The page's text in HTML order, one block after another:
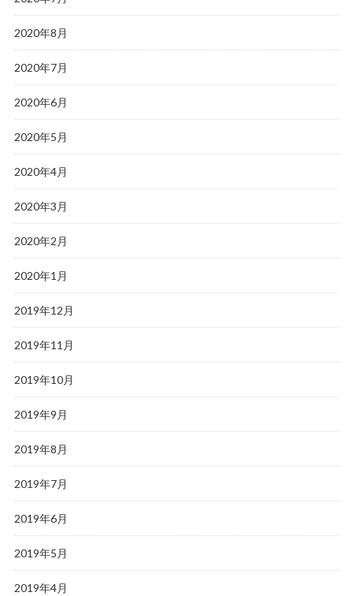
2020年8月
2020年7月
2020年6月
2020年5月
2020年4月
2020年3月
2020年2月
2020年1月
2019年12月
2019年11月
2019年10月
2019年9月
2019年8月
2019年7月
2019年6月
2019年5月
2019年4月